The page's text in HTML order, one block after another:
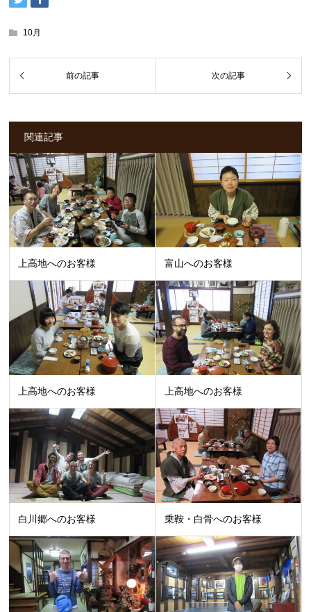
10月
関連記事
上高地へのお客様 富山へのお客様
上高地へのお客様 上高地へのお客様
白川郷へのお客様 乗鞍・白骨へのお客様